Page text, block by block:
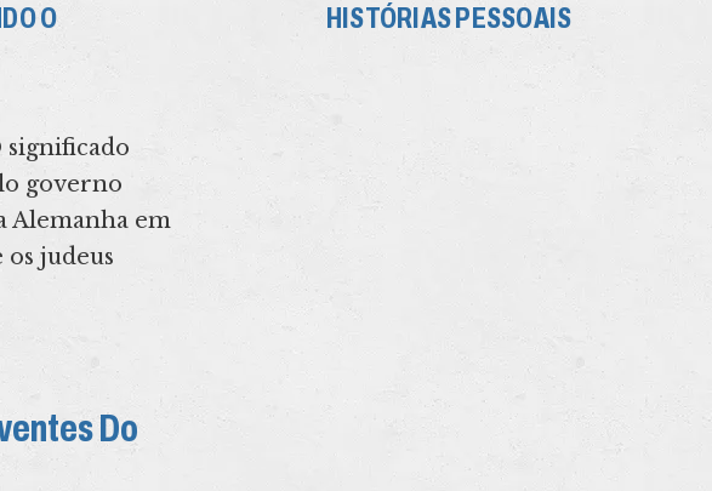
O
HISTÓRIAS PESSOAIS
significado
governo
Alemanha em
judeus
Do